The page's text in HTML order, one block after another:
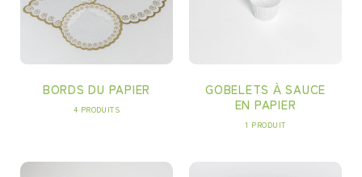
BORDS DU PAPIER
4 PRODUITS
GOBELETS À SAUCE
EN PAPIER
1 PRODUIT